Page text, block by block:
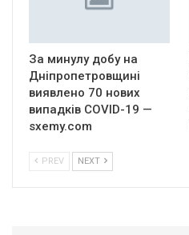
За минулу добу на
Дніпропетровщині
виявлено 70 нових
випадків COVID-19 —
sxemy.com
PREV NEXT